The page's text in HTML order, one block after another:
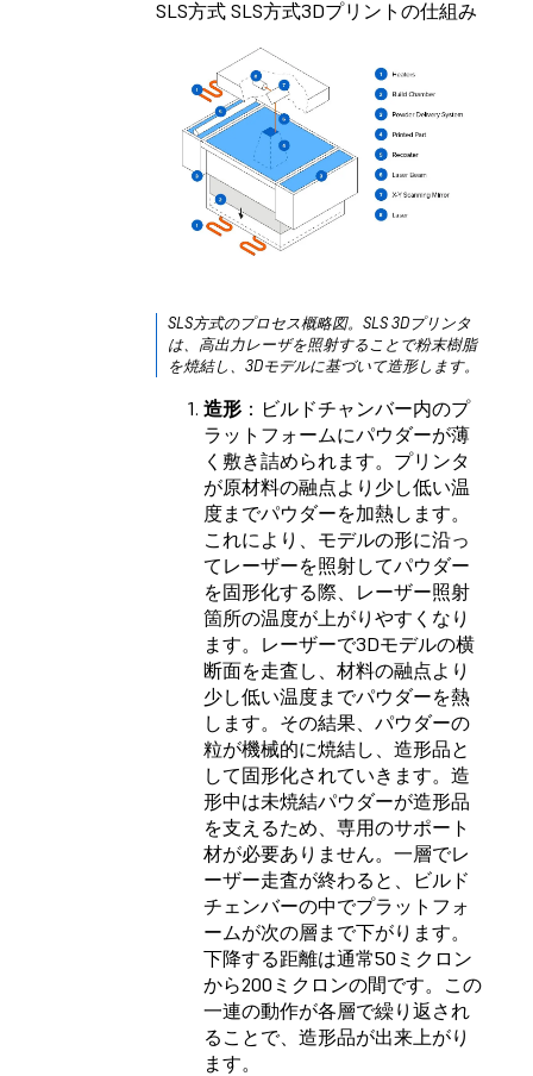
SLS方式 SLS方式3Dプリントの仕組み
SLS方式のプロセス概略図。SLS 3Dプリンタ
は、高出力レーザを照射することで粉末樹脂
を焼結し、3Dモデルに基づいて造形します。
造形 ：ビルドチャンバー内のプ
ラットフォームにパウダーが薄
く敷き詰められます。プリンタ
が原材料の融点より少し低い温
度までパウダーを加熱します。
これにより、モデルの形に沿っ
てレーザーを照射してパウダー
を固形化する際、レーザー照射
箇所の温度が上がりやすくなり
ます。レーザーで3Dモデルの横
断面を走査し、材料の融点より
少し低い温度までパウダーを熱
します。その結果、パウダーの
粒が機械的に焼結し、造形品と
して固形化されていきます。造
形中は未焼結パウダーが造形品
を支えるため、専用のサポート
材が必要ありません。一層でレ
ーザー走査が終わると、ビルド
チェンバーの中でプラットフォ
ームが次の層まで下がります。
下降する距離は通常50ミクロン
から200ミクロンの間です。この
一連の動作が各層で繰り返され
ることで、造形品が出来上がり
ます。